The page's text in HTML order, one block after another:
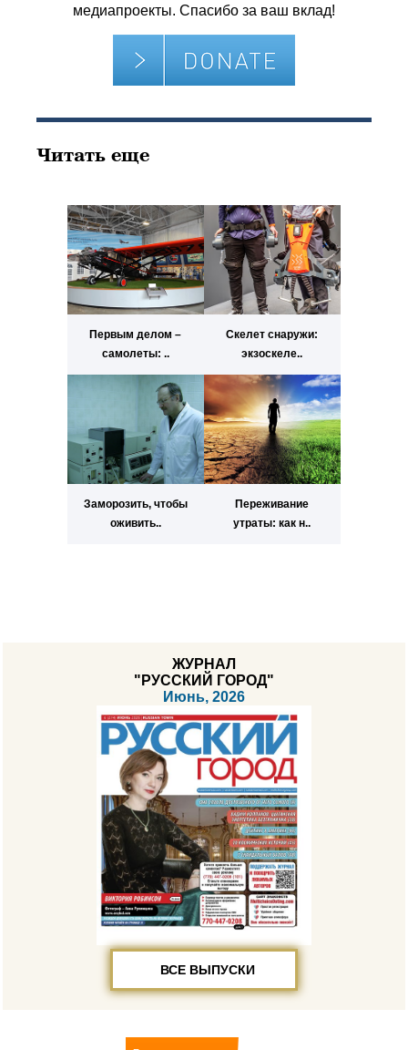
медиапроекты. Спасибо за ваш вклад!
Читать еще
Первым делом –
самолеты: ..
Скелет снаружи:
экзоскеле..
Заморозить, чтобы
оживить..
Переживание
утраты: как н..
ЖУРНАЛ
"РУССКИЙ ГОРОД"
Июнь, 2026
ВСЕ ВЫПУСКИ